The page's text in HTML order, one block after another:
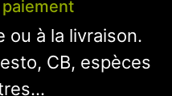
ou à la livraison.
CB, espèces